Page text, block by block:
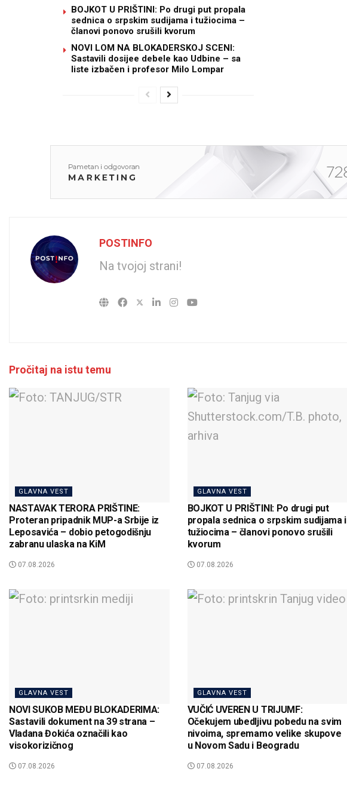
BOJKOT U PRIŠTINI: Po drugi put propala
sednica o srpskim sudijama i tužiocima –
članovi ponovo srušili kvorum
NOVI LOM NA BLOKADERSKOJ SCENI:
Sastavili dosijee debele kao Udbine – sa
liste izbačen i profesor Milo Lompar
POSTINFO
Na tvojoj strani!
Pročitaj na istu temu
GLAVNA VEST
NASTAVAK TERORA PRIŠTINE:
Proteran pripadnik MUP-a Srbije iz
Leposavića – dobio petogodišnju
zabranu ulaska na KiM
07.08.2026
GLAVNA VEST
BOJKOT U PRIŠTINI: Po drugi put
propala sednica o srpskim sudijama i
tužiocima – članovi ponovo srušili
kvorum
07.08.2026
GLAVNA VEST
NOVI SUKOB MEĐU BLOKADERIMA:
Sastavili dokument na 39 strana –
Vladana Đokića označili kao
visokorizičnog
07.08.2026
GLAVNA VEST
VUČIĆ UVEREN U TRIJUMF:
Očekujem ubedljivu pobedu na svim
nivoima, spremamo velike skupove
u Novom Sadu i Beogradu
07.08.2026